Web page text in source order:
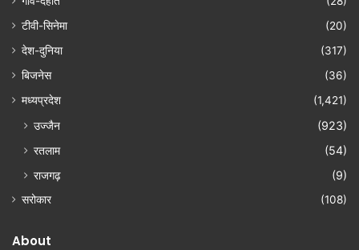
टीवी-सिनेमा
(20)
देश-दुनिया
(317)
बिजनेस
(36)
मध्यप्रदेश
(1,421)
उज्जैन
(923)
रतलाम
(54)
राजगढ़
(9)
सरोकार (108)
About